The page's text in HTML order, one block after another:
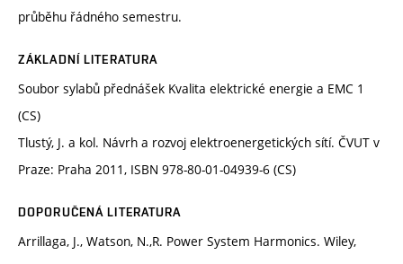
průběhu řádného semestru.
ZÁKLADNÍ LITERATURA
Soubor sylabů přednášek Kvalita elektrické energie a EMC 1
(CS)
Tlustý, J. a kol. Návrh a rozvoj elektroenergetických sítí. ČVUT v
Praze: Praha 2011, ISBN 978-80-01-04939-6 (CS)
DOPORUČENÁ LITERATURA
Arrillaga, J., Watson, N.,R. Power System Harmonics. Wiley,